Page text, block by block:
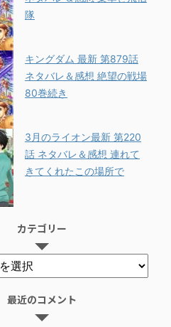
隊
キングダム 最新 第879話
ネタバレ＆感想 絶望の戦場
80巻続き
3月のライオン最新 第220
話 ネタバレ＆感想 連れて
きてくれたこの場所で
カテゴリー
最近のコメント